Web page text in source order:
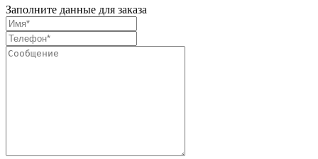
Заполните данные для заказа